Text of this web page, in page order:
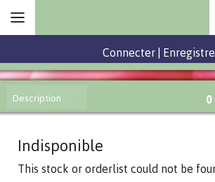
Connecter
Description 0
Indisponible
This stock or orderlist could not be